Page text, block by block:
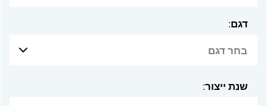
דגם:
בחר דגם
שנת ייצור: